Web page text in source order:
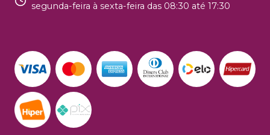
segunda-feira à sexta-feira das 08:30 até 17:30